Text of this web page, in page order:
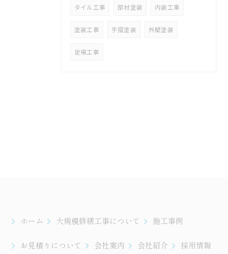
タイル工事 部材塗装 内装工事
塗装工事 手摺塗装 外壁塗装
足場工事
ホーム 大規模修繕工事について 施工事例
お見積りについて 会社案内 会社紹介 採用情報